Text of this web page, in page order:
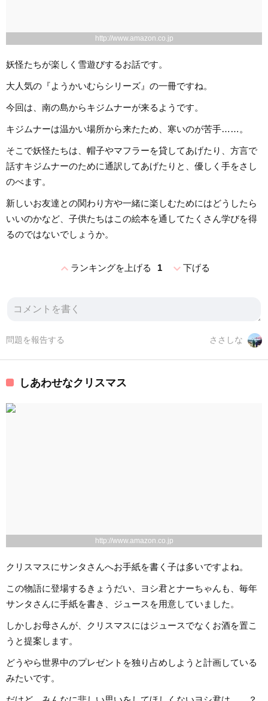
http://www.amazon.co.jp
妖怪たちが楽しく雪遊びするお話です。
大人気の『ようかいむらシリーズ』の一冊ですね。
今回は、南の島からキジムナーが来るようです。
キジムナーは温かい場所から来たため、寒いのが苦手……。
そこで妖怪たちは、帽子やマフラーを貸してあげたり、方言で
話すキジムナーのために通訳してあげたりと、優しく手をさし
のべます。
新しいお友達との関わり方や一緒に楽しむためにはどうしたら
いいのかなど、子供たちはこの絵本を通してたくさん学びを得
るのではないでしょうか。
expand_lessランキングを上げる 1 expand_more下げる
ささしな
問題を報告する
しあわせなクリスマス
http://www.amazon.co.jp
クリスマスにサンタさんへお手紙を書く子は多いですよね。
この物語に登場するきょうだい、ヨシ君とナーちゃんも、毎年
サンタさんに手紙を書き、ジュースを用意していました。
しかしお母さんが、クリスマスにはジュースでなくお酒を置こ
うと提案します。
どうやら世界中のプレゼントを独り占めしようと計画している
みたいです。